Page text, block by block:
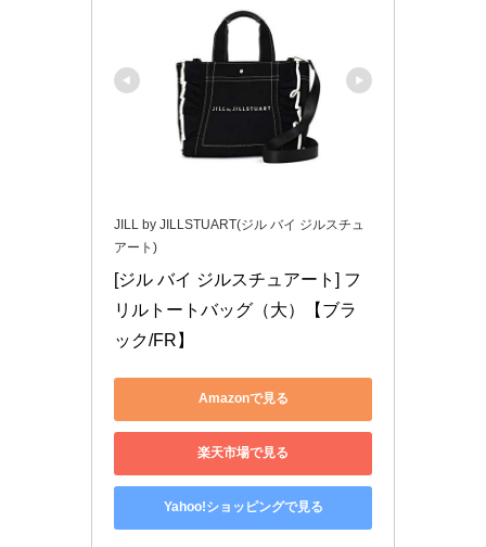
JILL by JILLSTUART(ジル バイ ジルスチュ
アート)
[ジル バイ ジルスチュアート] フ
リルトートバッグ（大）【ブラ
ック/FR】
Amazonで見る
楽天市場で見る
Yahoo!ショッピングで見る